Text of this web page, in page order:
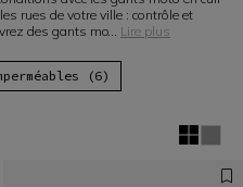
rues de votre ville : contrôle et
des gants mo... Lire plus
(6)